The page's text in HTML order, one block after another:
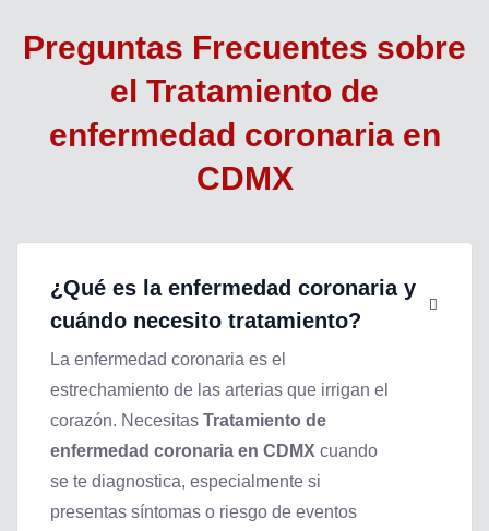
Preguntas Frecuentes sobre
el Tratamiento de
enfermedad coronaria en
CDMX
¿Qué es la enfermedad coronaria y
cuándo necesito tratamiento?
La enfermedad coronaria es el
estrechamiento de las arterias que irrigan el
corazón. Necesitas Tratamiento de
enfermedad coronaria en CDMX cuando
se te diagnostica, especialmente si
presentas síntomas o riesgo de eventos